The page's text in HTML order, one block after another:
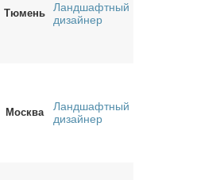
Тюмень
Ландшафтный
дизайнер
Москва
Ландшафтный
дизайнер